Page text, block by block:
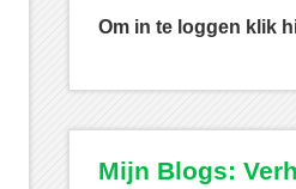
Om in te loggen klik
Mijn Blogs: